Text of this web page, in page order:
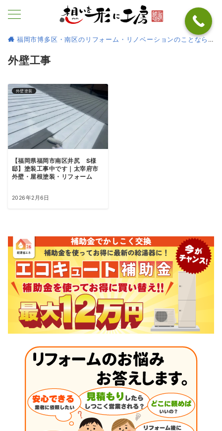
福岡市博多区・南区のリフォーム・リノベーションのことなら
外壁工事
外壁塗装
【福岡県福岡市南区井尻 S様
邸】塗装工事中です｜太宰府市
外壁・屋根塗装・リフォーム
2026年2月6日